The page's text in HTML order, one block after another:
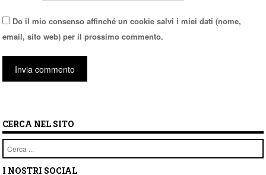
Do il mio consenso affinché un cookie salvi i miei dati (nome,
email, sito web) per il prossimo commento.
CERCA NEL SITO
Cerca
I NOSTRI SOCIAL